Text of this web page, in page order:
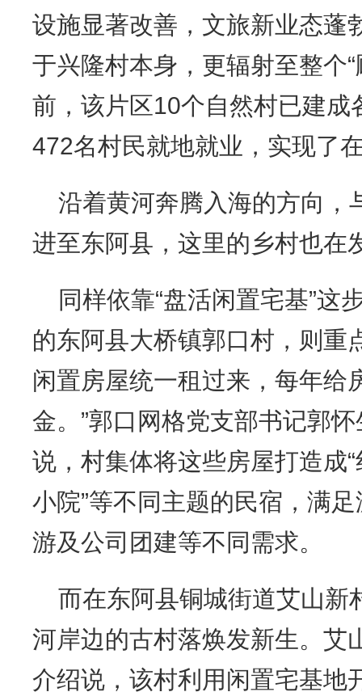
设施显著改善，文旅新业态蓬
于兴隆村本身，更辐射至整个
前，该片区10个自然村已建成
472名村民就地就业，实现了
沿着黄河奔腾入海的方向，
进至东阿县，这里的乡村也在
同样依靠“盘活闲置宅基”这
的东阿县大桥镇郭口村，则重
闲置房屋统一租过来，每年给
金。”郭口网格党支部书记郭
说，村集体将这些房屋打造成“
小院”等不同主题的民宿，满
游及公司团建等不同需求。
而在东阿县铜城街道艾山新
河岸边的古村落焕发新生。艾
介绍说，该村利用闲置宅基地